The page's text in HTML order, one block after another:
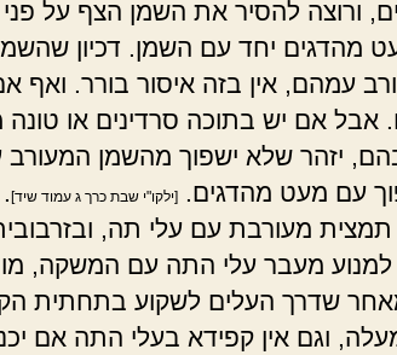
ורוצה להסיר את השמן הצף על פני
מהדגים יחד עם השמן. דכיון
עמהם, אין בזה איסור בורר. ואף
אבל אם יש בתוכה סרדינים או טונה
יזהר שלא ישפוך מהשמן המעורב
עם מעט מהדגים.
[ילקו"י שבת כרך ג עמוד שיד]
מעורבת עם עלי תה,
למנוע מעבר עלי התה עם המשקה,
שדרך העלים לשקוע בתחתית
וגם אין קפידא בעלי התה אם